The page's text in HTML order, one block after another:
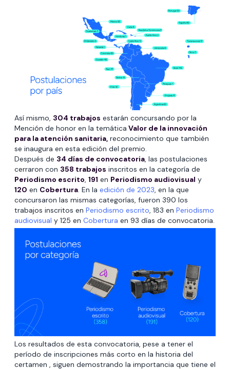
Así mismo, 304 trabajos estarán concursando por la
Mención de honor en la temática Valor de la innovación
para la atención sanitaria, reconocimiento que también
se inaugura en esta edición del premio.
Después de 34 días de convocatoria, las postulaciones
cerraron con 358 trabajos inscritos en la categoría de
Periodismo escrito, 191 en Periodismo audiovisual y
120 en Cobertura. En la edición de 2023, en la que
concursaron las mismas categorías, fueron 390 los
trabajos inscritos en Periodismo escrito, 183 en Periodismo
audiovisual y 125 en Cobertura en 93 días de convocatoria.
Los resultados de esta convocatoria, pese a tener el
período de inscripciones más corto en la historia del
certamen , siguen demostrando la importancia que tiene el